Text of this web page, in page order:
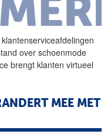
klantenserviceafdelingen
over schoenmode
brengt klanten virtueel
MEE MET